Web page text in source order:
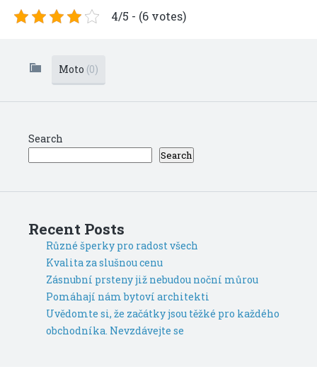
4/5 - (6 votes)
Moto (0)
Search
Search
Recent Posts
Různé šperky pro radost všech
Kvalita za slušnou cenu
Zásnubní prsteny již nebudou noční můrou
Pomáhají nám bytoví architekti
Uvědomte si, že začátky jsou těžké pro každého
obchodníka. Nevzdávejte se